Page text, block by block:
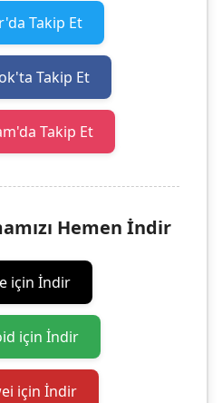
Takip Et
Takip Et
Takip Et
Hemen İndir
için İndir
için İndir
için İndir